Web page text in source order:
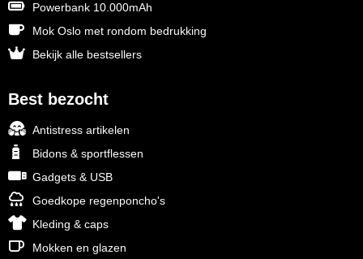
Powerbank 10.000mAh
Mok Oslo met rondom bedrukking
Bekijk alle bestsellers
Best bezocht
Antistress artikelen
Bidons & sportflessen
Gadgets & USB
Goedkope regenponcho's
Kleding & caps
Mokken en glazen